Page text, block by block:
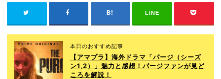
LINE
本日のおすすめ記事
【アマプラ】海外ドラマ「パージ（シーズ
ン1,2）」魅力と感想！パージファンが見ど
ころを解説！